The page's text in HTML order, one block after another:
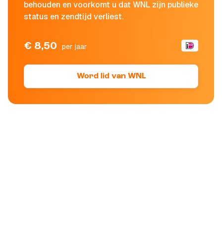
behouden en voorkomt u dat WNL zijn publieke
status en zendtijd verliest.
€ 8,50 per jaar
Word lid van WNL